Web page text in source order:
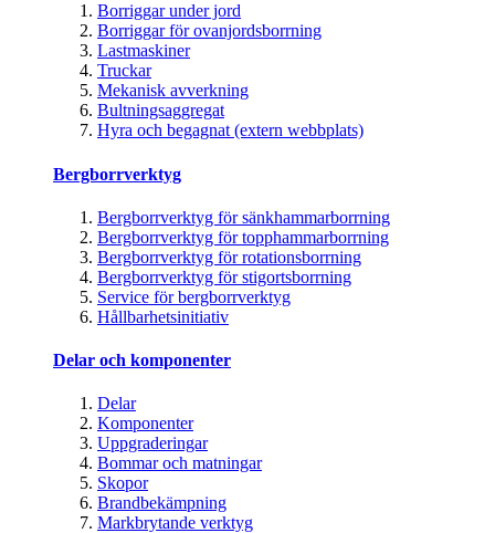
Borriggar under jord
Borriggar för ovanjordsborrning
Lastmaskiner
Truckar
Mekanisk avverkning
Bultningsaggregat
Hyra och begagnat (extern webbplats)
Bergborrverktyg
Bergborrverktyg för sänkhammarborrning
Bergborrverktyg för topphammarborrning
Bergborrverktyg för rotationsborrning
Bergborrverktyg för stigortsborrning
Service för bergborrverktyg
Hållbarhetsinitiativ
Delar och komponenter
Delar
Komponenter
Uppgraderingar
Bommar och matningar
Skopor
Brandbekämpning
Markbrytande verktyg